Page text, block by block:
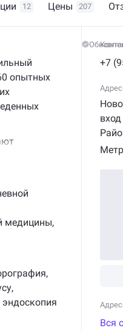
12 Цены 207
опытных
дня.
AMI Q-
УЗИ,
медицины,
,
,
эндоскопия
+7
Адрес
вход
Вся